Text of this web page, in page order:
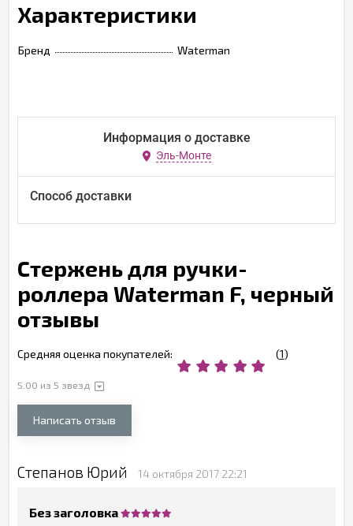
Характеристики
Бренд Waterman
Информация о доставке
Эль-Монте
Способ доставки
Стержень для ручки-
роллера Waterman F, черный
отзывы
Средняя оценка покупателей: (1)
5.00 из 5 звезд
Написать отзыв
Степанов Юрий 14 октября 2017 22:21
Без заголовка